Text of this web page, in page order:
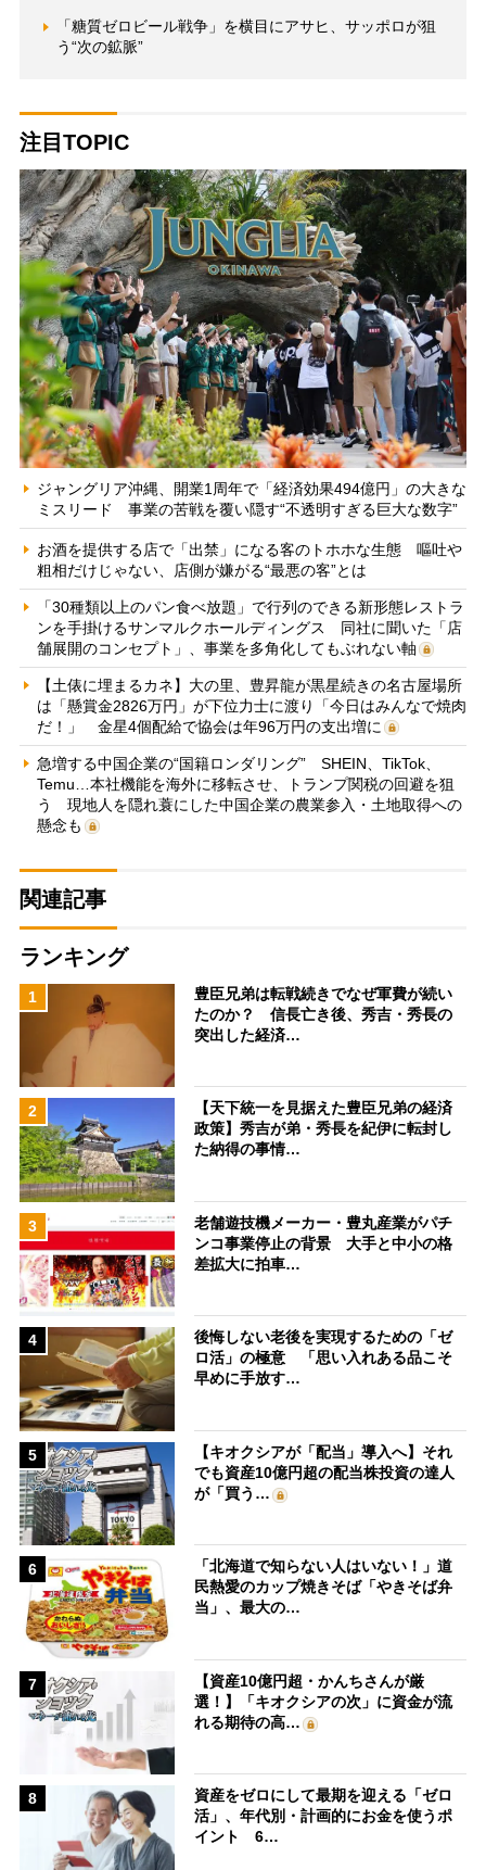
「糖質ゼロビール戦争」を横目にアサヒ、サッポロが狙
う“次の鉱脈”
注目TOPIC
ジャングリア沖縄、開業1周年で「経済効果494億円」の大きな
ミスリード 事業の苦戦を覆い隠す“不透明すぎる巨大な数字”
お酒を提供する店で「出禁」になる客のトホホな生態 嘔吐や
粗相だけじゃない、店側が嫌がる“最悪の客”とは
「30種類以上のパン食べ放題」で行列のできる新形態レストラ
ンを手掛けるサンマルクホールディングス 同社に聞いた「店
舗展開のコンセプト」、事業を多角化してもぶれない軸
【土俵に埋まるカネ】大の里、豊昇龍が黒星続きの名古屋場所
は「懸賞金2826万円」が下位力士に渡り「今日はみんなで焼肉
だ！」 金星4個配給で協会は年96万円の支出増に
急増する中国企業の“国籍ロンダリング” SHEIN、TikTok、
Temu…本社機能を海外に移転させ、トランプ関税の回避を狙
う 現地人を隠れ蓑にした中国企業の農業参入・土地取得への
懸念も
関連記事
ランキング
1
豊臣兄弟は転戦続きでなぜ軍費が続い
たのか？ 信長亡き後、秀吉・秀長の
突出した経済…
2
【天下統一を見据えた豊臣兄弟の経済
政策】秀吉が弟・秀長を紀伊に転封し
た納得の事情…
3
老舗遊技機メーカー・豊丸産業がパチ
ンコ事業停止の背景 大手と中小の格
差拡大に拍車…
4
後悔しない老後を実現するための「ゼ
ロ活」の極意 「思い入れある品こそ
早めに手放す…
5
【キオクシアが「配当」導入へ】それ
でも資産10億円超の配当株投資の達人
が「買う…
6
「北海道で知らない人はいない！」道
民熱愛のカップ焼きそば「やきそば弁
当」、最大の…
7
【資産10億円超・かんちさんが厳
選！】「キオクシアの次」に資金が流
れる期待の高…
8
資産をゼロにして最期を迎える「ゼロ
活」、年代別・計画的にお金を使うポ
イント 6…